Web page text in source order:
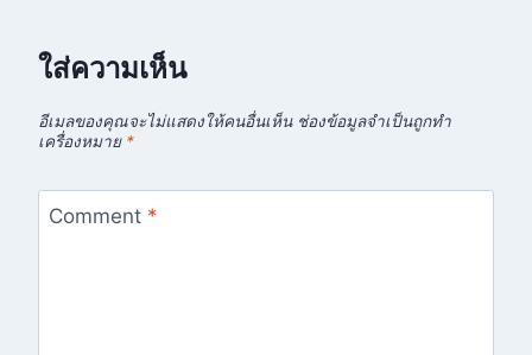
ใส่ความเห็น
อีเมลของคุณจะไม่แสดงให้คนอื่นเห็น ช่องข้อมูลจำเป็นถูกทำ
เครื่องหมาย *
Comment *